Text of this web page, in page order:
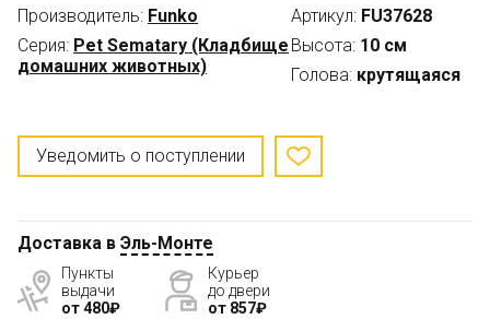
Производитель: Funko
Серия: Pet Sematary (Кладбище
домашних животных)
Артикул: FU37628
Высота: 10 см
Голова: крутящаяся
Уведомить о поступлении
Доставка в Эль-Монте
Пункты
выдачи
от 480₽
Курьер
до двери
от 857₽